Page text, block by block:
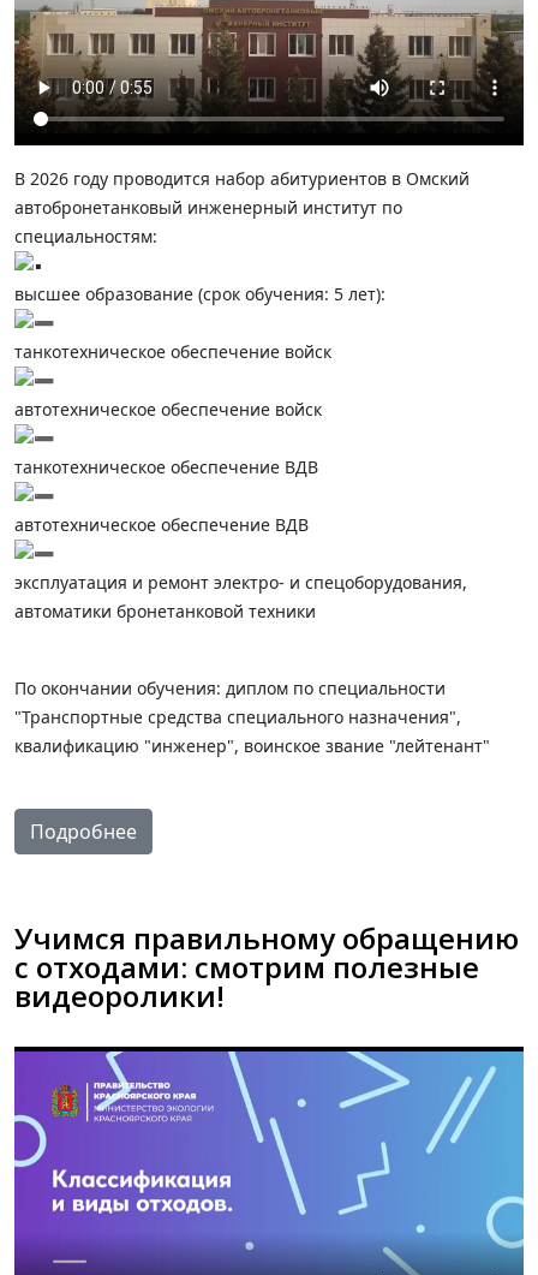
В 2026 году проводится набор абитуриентов в Омский
автобронетанковый инженерный институт по
специальностям:
высшее образование (срок обучения: 5 лет):
танкотехническое обеспечение войск
автотехническое обеспечение войск
танкотехническое обеспечение ВДВ
автотехническое обеспечение ВДВ
эксплуатация и ремонт электро- и спецоборудования,
автоматики бронетанковой техники
По окончании обучения: диплом по специальности
"Транспортные средства специального назначения",
квалификацию "инженер", воинское звание "лейтенант"
Подробнее
Учимся правильному обращению
с отходами: смотрим полезные
видеоролики!